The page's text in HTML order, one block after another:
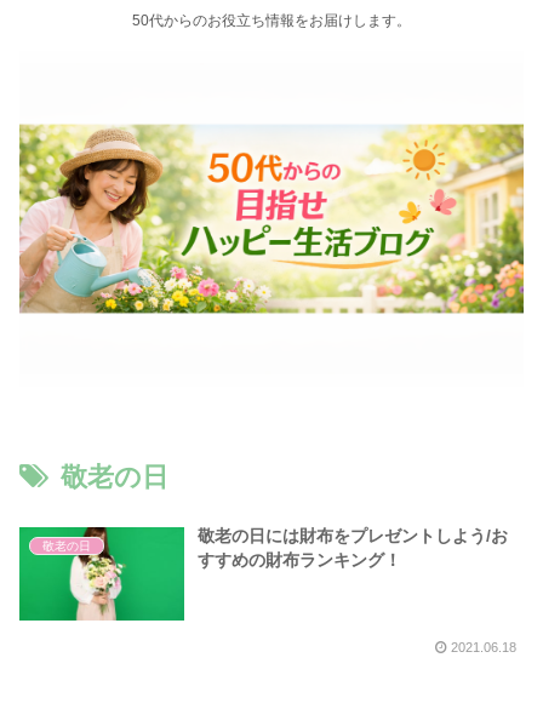
50代からのお役立ち情報をお届けします。
敬老の日
敬老の日
敬老の日には財布をプレゼントしよう/お
すすめの財布ランキング！
2021.06.18